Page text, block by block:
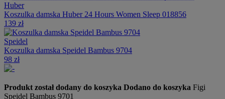
Huber
Koszulka damska Huber 24 Hours Women Sleep 018856
139 zł
Speidel
Koszulka damska Speidel Bambus 9704
98 zł
Produkt został dodany do koszyka Dodano do koszyka Figi
Speidel Bambus 9701